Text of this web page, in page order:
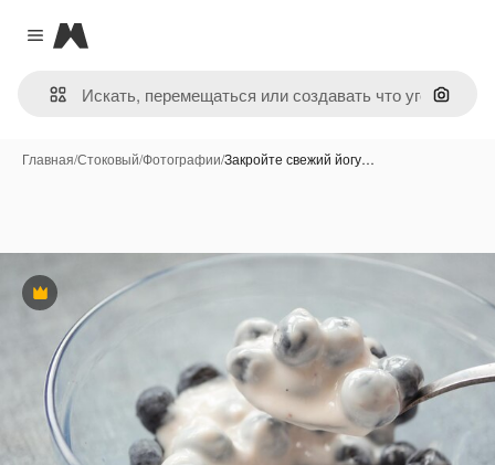
Close menu
Magnific
Поиск
Главная/Стоковый/Фотографии/Закройте свежий йогу…
Премиум